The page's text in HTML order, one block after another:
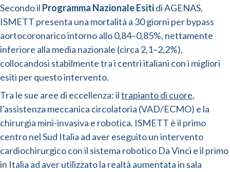
Secondo il Programma Nazionale Esitidi AGENAS,
ISMETT presenta una mortalità a 30 giorni per bypass
aortocoronarico intorno allo 0,84–0,85%, nettamente
inferiore alla media nazionale (circa 2,1–2,2%),
collocandosi stabilmente tra i centri italiani con i migliori
esiti per questo intervento.
Tra le sue aree di eccellenza: iltrapianto di cuore,
l’assistenza meccanica circolatoria (VAD/ECMO) e la
chirurgia mini-invasiva e robotica. ISMETT è il primo
centro nel Sud Italia ad aver eseguito un intervento
cardiochirurgico con il sistema robotico Da Vinci e il primo
in Italia ad aver utilizzato la realtà aumentata in sala